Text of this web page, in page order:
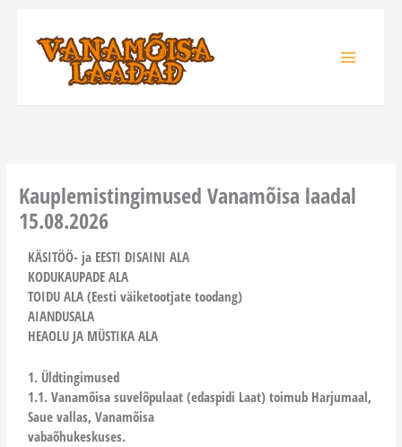
Kauplemistingimused Vanamõisa laadal
15.08.2026
KÄSITÖÖ- ja EESTI DISAINI ALA
KODUKAUPADE ALA
TOIDU ALA (Eesti väiketootjate toodang)
AIANDUSALA
HEAOLU JA MÜSTIKA ALA
1. Üldtingimused
1.1. Vanamõisa suvelõpulaat (edaspidi Laat) toimub Harjumaal,
Saue vallas, Vanamõisa
vabaõhukeskuses.